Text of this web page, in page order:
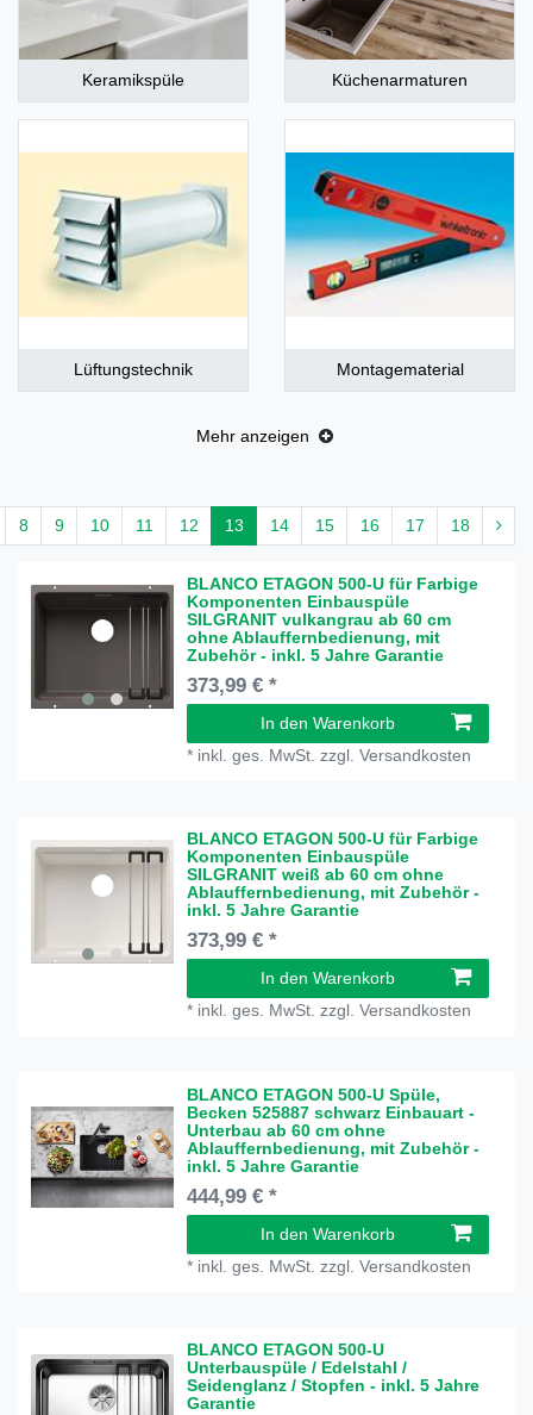
Keramikspüle Küchenarmaturen
Lüftungstechnik Montagematerial
Mehr anzeigen
8 9 10 11 12 13 14 15 16 17 18
BLANCO ETAGON 500-U für Farbige
Komponenten Einbauspüle
SILGRANIT vulkangrau ab 60 cm
ohne Ablauffernbedienung, mit
Zubehör - inkl. 5 Jahre Garantie
373,99 € *
In den Warenkorb
* inkl. ges. MwSt. zzgl.Versandkosten
BLANCO ETAGON 500-U für Farbige
Komponenten Einbauspüle
SILGRANIT weiß ab 60 cm ohne
Ablauffernbedienung, mit Zubehör -
inkl. 5 Jahre Garantie
373,99 € *
In den Warenkorb
* inkl. ges. MwSt. zzgl.Versandkosten
BLANCO ETAGON 500-U Spüle,
Becken 525887 schwarz Einbauart -
Unterbau ab 60 cm ohne
Ablauffernbedienung, mit Zubehör -
inkl. 5 Jahre Garantie
444,99 € *
In den Warenkorb
* inkl. ges. MwSt. zzgl.Versandkosten
BLANCO ETAGON 500-U
Unterbauspüle / Edelstahl /
Seidenglanz / Stopfen - inkl. 5 Jahre
Garantie